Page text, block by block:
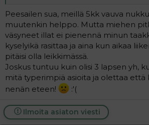
mielelläni muiden hoitoon. Nyt kun
ikäinen vauva joka valvottaa toisinaan
kireällä. Toivon et tää uhma loppuis
kuullu et se tapahtuu sit ehkä
hoijaa!!
Peesailen sua, meillä 5kk vauva
muutenkin helppo. Mutta miehen
väsyneet illat ei pienennä minun
kyselyikä rasittaa ja aina kun aikaa
pitäisi olla leikkimässä.
Joskus tuntuu kuin olisi 3 lapsen yh,
mitä typerimpiä asioita ja olettaa että
nenän eteen!
:'(
Ilmoita asiaton viesti